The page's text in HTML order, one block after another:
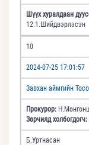
Шүүх хуралдаан
12.1.Шийдвэрлэсэн
10
2024-07-25 17:01:57
Завхан аймгийн
Прокурор:
Зөрчилд холбогдогч:
Б.Уртнасан